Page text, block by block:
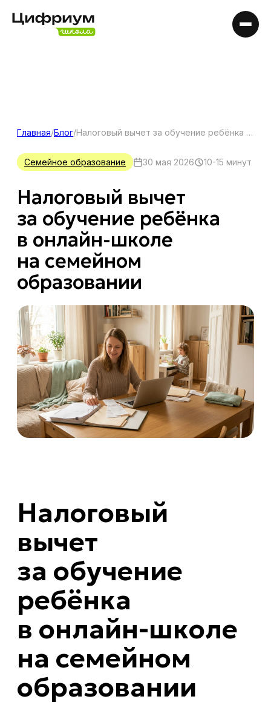
Главная/Блог/ Налоговый вычет за обучение ребёнка в онлайн-школе на семейном образовании
Семейное образование 30 мая 2026 10-15 минут
Налоговый вычет
за обучение ребёнка
в онлайн-школе
на семейном
образовании
Налоговый
вычет
за обучение
ребёнка
в онлайн-школе
на семейном
образовании